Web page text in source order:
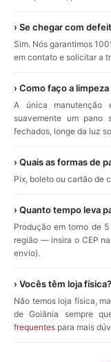
› Se chegar com
Sim. Nós garantimos
em contato e solicitar a
› Como faço a
A única manutenção
suavemente um pano
fechados, longe da luz
› Quais as formas de
Pix, boleto ou cartão de
› Quanto tempo leva
Produção em torno de
região — insira o CEP
envio).
› Vocês têm loja física?
Não temos loja física,
de Goiânia sempre
frequentes para mais